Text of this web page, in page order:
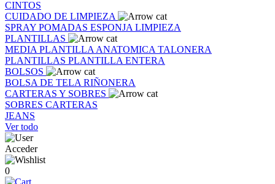
CINTOS
CUIDADO DE LIMPIEZA
SPRAY POMADAS ESPONJA LIMPIEZA
PLANTILLAS
MEDIA PLANTILLA ANATOMICA TALONERA
PLANTILLAS PLANTILLA ENTERA
BOLSOS
BOLSA DE TELA RIÑONERA
CARTERAS Y SOBRES
SOBRES CARTERAS
JEANS
Ver todo
Acceder
0